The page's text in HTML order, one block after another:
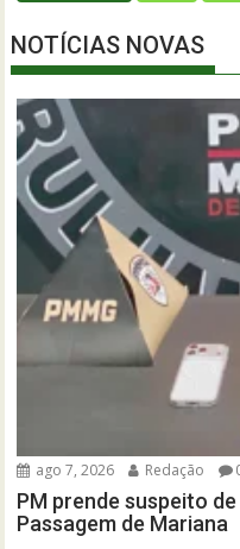
NOTÍCIAS NOVAS
ago 7, 2026 Redação
PM prende suspeito
Passagem de Mariana